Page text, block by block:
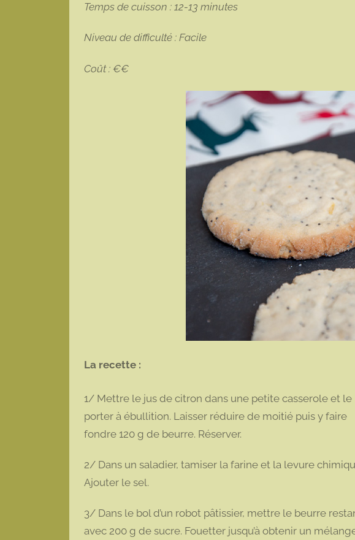
Temps de cuisson : 12-13 minutes
Niveau de difficulté : Facile
Coût : €€
La recette :
1/ Mettre le jus de citron dans une petite casserole et le
porter à ébullition. Laisser réduire de moitié puis y faire
fondre 120 g de beurre. Réserver.
2/ Dans un saladier, tamiser la farine et la levure
Ajouter le sel.
3/ Dans le bol d’un robot pâtissier, mettre le beurre
avec 200 g de sucre. Fouetter jusqu’à obtenir un